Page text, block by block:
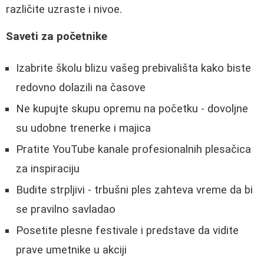
različite uzraste i nivoe.
Saveti za početnike
Izabrite školu blizu vašeg prebivališta kako biste
redovno dolazili na časove
Ne kupujte skupu opremu na početku - dovoljne
su udobne trenerke i majica
Pratite YouTube kanale profesionalnih plesačica
za inspiraciju
Budite strpljivi - trbušni ples zahteva vreme da bi
se pravilno savladao
Posetite plesne festivale i predstave da vidite
prave umetnike u akciji